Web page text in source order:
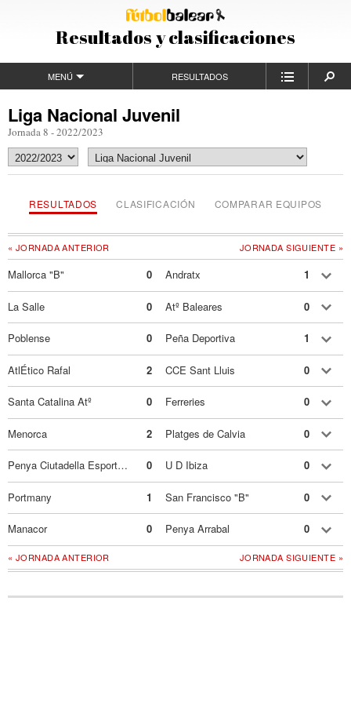
Resultados y clasificaciones
MENÚ RESULTADOS
Liga Nacional Juvenil
Jornada 8 - 2022/2023
RESULTADOS CLASIFICACIÓN COMPARAR EQUIPOS
JORNADA SIGUIENTE »
« JORNADA ANTERIOR
Mallorca "B" 0 Andratx 1
La Salle 0 Atº Baleares 0
Poblense 0 Peña Deportiva 1
AtlÉtico Rafal 2 CCE Sant Lluis 0
Santa Catalina Atº 0 Ferreries 0
Menorca 2 Platges de Calvia 0
Penya Ciutadella Esportiva 0 U D Ibiza 0
Portmany 1 San Francisco "B" 0
Manacor 0 Penya Arrabal 0
JORNADA SIGUIENTE »
« JORNADA ANTERIOR